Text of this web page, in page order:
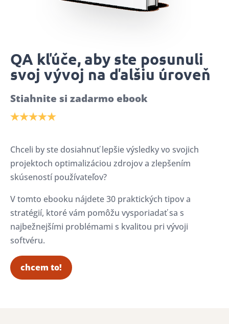
QA kľúče, aby ste posunuli
svoj vývoj na ďalšiu úroveň
Stiahnite si zadarmo ebook
Chceli by ste dosiahnuť lepšie výsledky vo svojich
projektoch optimalizáciou zdrojov a zlepšením
skúseností používateľov?
V tomto ebooku nájdete 30 praktických tipov a
stratégií, ktoré vám pomôžu vysporiadať sa s
najbežnejšími problémami s kvalitou pri vývoji
softvéru.
chcem to!